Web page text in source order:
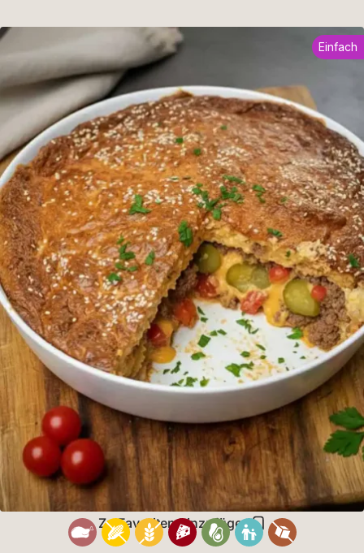
Zu Favoriten hinzufügen
Einfach